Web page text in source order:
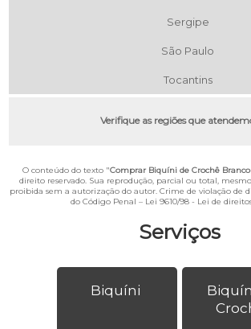
Serviços
Biquíni
Sergipe
São Paulo
Tocantins
Verifique as regiões que
O conteúdo do texto "Comprar Biquíni de Crochê
direito reservado. Sua reprodução, parcial ou total,
proibida sem a autorização do autor. Crime de violação de
do Código Penal – Lei 9610/98 - Lei de